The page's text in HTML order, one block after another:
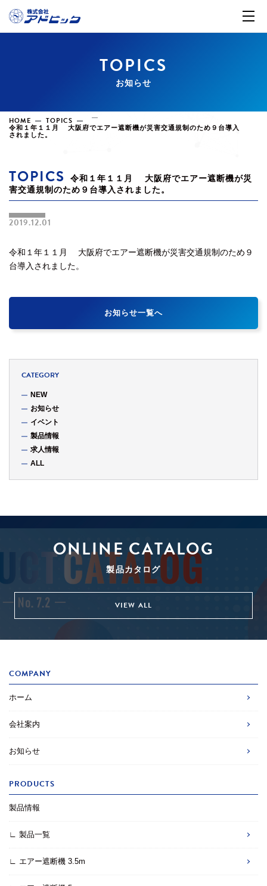
TOPICS
お知らせ
HOME TOPICS
令和１年１１月 大阪府でエアー遮断機が災害交通規制のため９台導入
されました。
TOPICS
令和１年１１月 大阪府でエアー遮断機が災
害交通規制のため９台導入されました。
2019.12.01
令和１年１１月 大阪府でエアー遮断機が災害交通規制のため９
台導入されました。
お知らせ一覧へ
CATEGORY
NEW
お知らせ
イベント
製品情報
求人情報
ALL
ONLINE CATALOG
製品カタログ
VIEW ALL
COMPANY
ホーム
会社案内
お知らせ
PRODUCTS
製品情報
∟ 製品一覧
∟ エアー遮断機 3.5m